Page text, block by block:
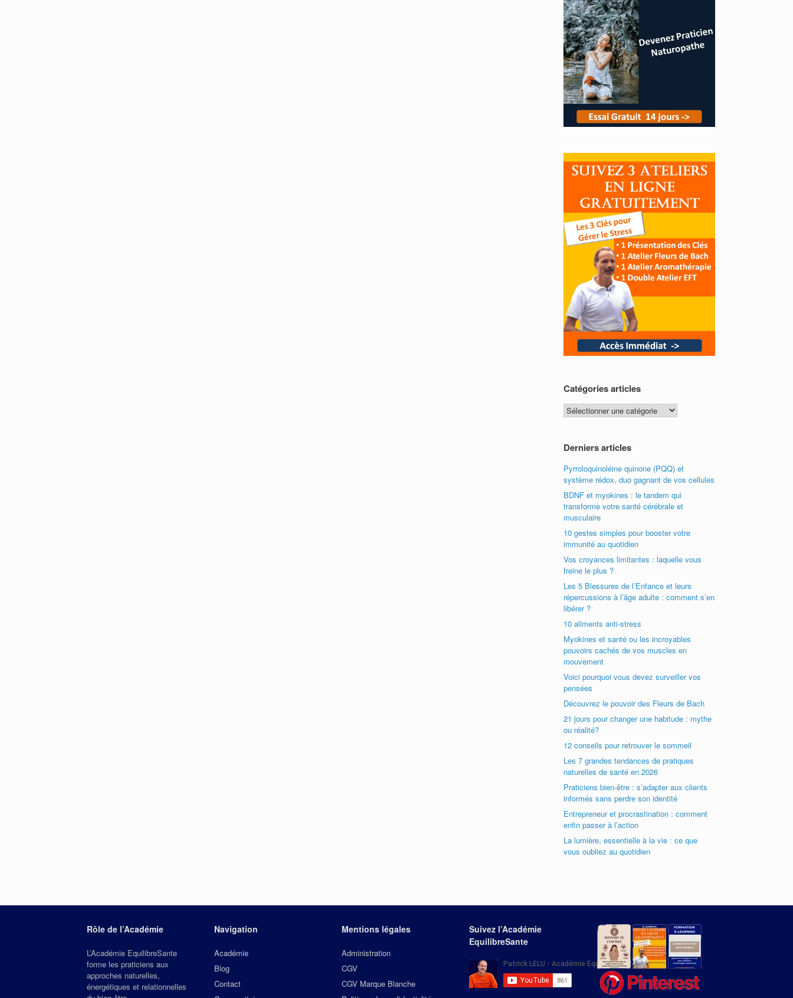
Catégories articles
Catégories
articles
Derniers articles
Pyrroloquinoléine quinone (PQQ) et
système rédox, duo gagnant de vos cellules
BDNF et myokines : le tandem qui
transforme votre santé cérébrale et
musculaire
10 gestes simples pour booster votre
immunité au quotidien
Vos croyances limitantes : laquelle vous
freine le plus ?
Les 5 Blessures de l’Enfance et leurs
répercussions à l’âge adulte : comment s’en
libérer ?
10 aliments anti-stress
Myokines et santé ou les incroyables
pouvoirs cachés de vos muscles en
mouvement
Voici pourquoi vous devez surveiller vos
pensées
Découvrez le pouvoir des Fleurs de Bach
21 jours pour changer une habitude : mythe
ou réalité?
12 conseils pour retrouver le sommeil
Les 7 grandes tendances de pratiques
naturelles de santé en 2026
Praticiens bien-être : s’adapter aux clients
informés sans perdre son identité
Entrepreneur et procrastination : comment
enfin passer à l’action
La lumière, essentielle à la vie : ce que
vous oubliez au quotidien
Rôle de l’Académie
L’Académie EquilibreSante
forme les praticiens aux
approches naturelles,
énergétiques et relationnelles
Navigation
Académie
Blog
Contact
Mentions légales
Administration
CGV
CGV Marque Blanche
Suivez l’Académie
EquilibreSante